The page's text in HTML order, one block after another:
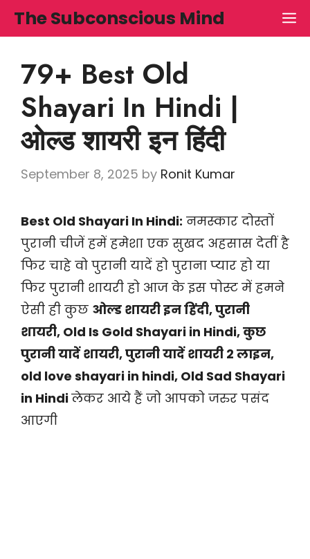
Skip
to
The Subconscious Mind
79+ Best Old
Shayari In Hindi |
ओल्ड शायरी इन हिंदी
September 8, 2025 by Ronit Kumar
Best Old Shayari In Hindi: नमस्कार दोस्तों
पुरानी चीजें हमें हमेशा एक सुखद अहसास देतीं है
फिर चाहे वो पुरानी यादें हो पुराना प्यार हो या
फिर पुरानी शायरी हो आज के इस पोस्ट में हमने
ऐसी ही कुछ ओल्ड शायरी इन हिंदी, पुरानी
शायरी, Old Is Gold Shayari in Hindi, कुछ
पुरानी यादें शायरी, पुरानी यादें शायरी 2 लाइन,
old love shayari in hindi, Old Sad Shayari
in Hindiलेकर आये हैं जो आपको जरुर पसंद
आएगी